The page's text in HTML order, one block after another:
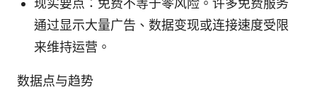
通过显示大量广告、数据变现或连接速度受限
来维持运营。
数据点与趋势